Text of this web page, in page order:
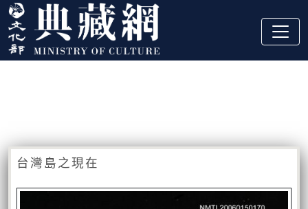
跳到主要內容
:::
台灣島之現在